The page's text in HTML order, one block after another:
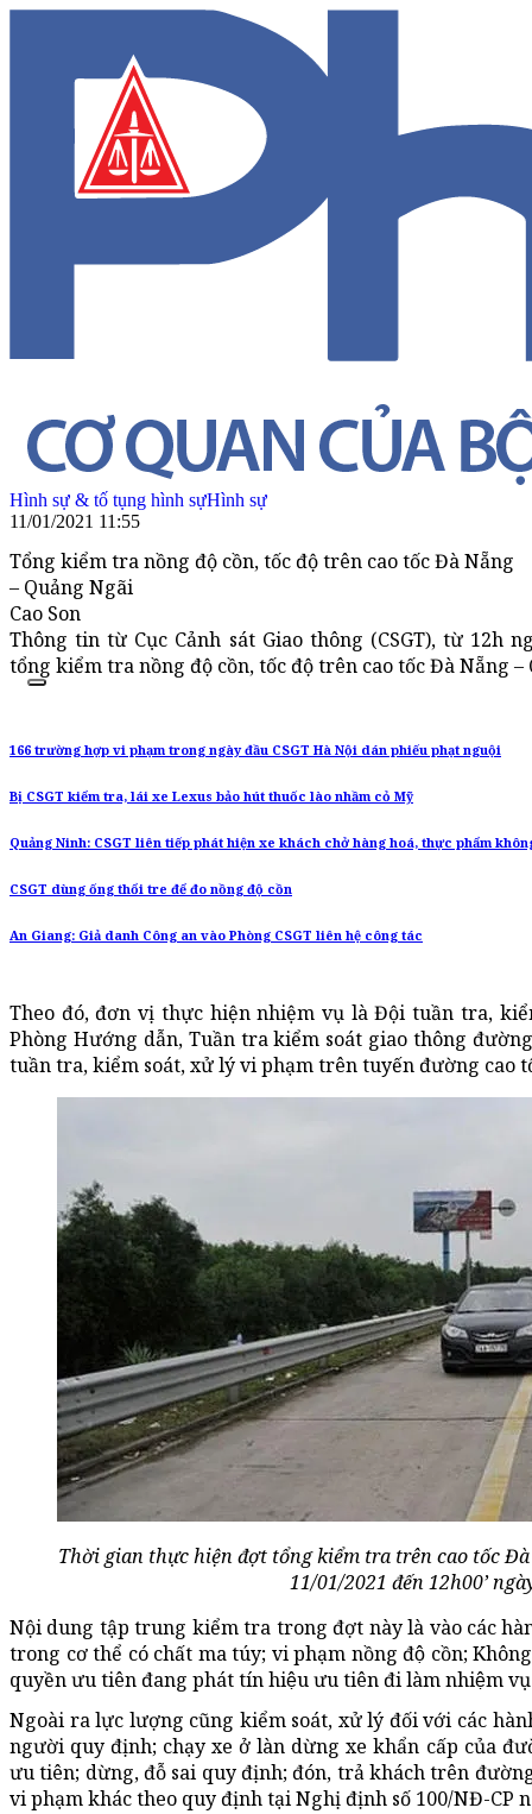
Hình sự & tố tụng hình sựHình sự
11/01/2021 11:55
Tổng kiểm tra nồng độ cồn, tốc độ trên cao tốc Đà Nẵng
– Quảng Ngãi
Cao Son
Thông tin từ Cục Cảnh sát Giao thông (CSGT), từ 12h
tổng kiểm tra nồng độ cồn, tốc độ trên cao tốc Đà Nẵng –
166 trường hợp vi phạm trong ngày đầu CSGT Hà Nội dán phiếu phạt nguội
Bị CSGT kiểm tra, lái xe Lexus bảo hút thuốc lào nhầm cỏ Mỹ
Quảng Ninh: CSGT liên tiếp phát hiện xe khách chở hàng hoá, thực phẩm
CSGT dùng ống thổi tre để đo nồng độ cồn
An Giang: Giả danh Công an vào Phòng CSGT liên hệ công tác
Theo đó, đơn vị thực hiện nhiệm vụ là Đội tuần tra,
Phòng Hướng dẫn, Tuần tra kiểm soát giao thông
tuần tra, kiểm soát, xử lý vi phạm trên tuyến đường cao
Thời gian thực hiện đợt tổng kiểm tra trên cao tốc Đà
11/01/2021 đến 12h00’
Nội dung tập trung kiểm tra trong đợt này là vào các
trong cơ thể có chất ma túy; vi phạm nồng độ cồn;
quyền ưu tiên đang phát tín hiệu ưu tiên đi làm nhiệm
Ngoài ra lực lượng cũng kiểm soát, xử lý đối với các
người quy định; chạy xe ở làn dừng xe khẩn cấp của
ưu tiên; dừng, đỗ sai quy định; đón, trả khách trên
vi phạm khác theo quy định tại Nghị định số 100/NĐ-CP